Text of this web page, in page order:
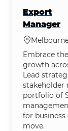
Export
Manager
Embrace
growth
Lead
stakeholder
portfolio of
for
move.